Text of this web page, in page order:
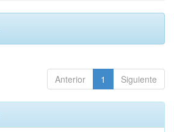
Anterior 1 Siguiente